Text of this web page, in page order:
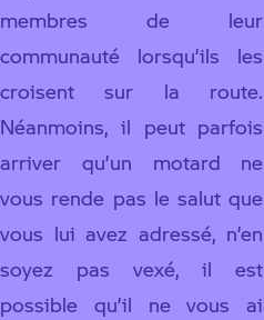
membres de leur
communauté lorsqu’ils les
croisent sur la route.
Néanmoins, il peut parfois
arriver qu’un motard ne
vous rende pas le salut que
vous lui avez adressé, n’en
soyez pas vexé, il est
possible qu’il ne vous ai